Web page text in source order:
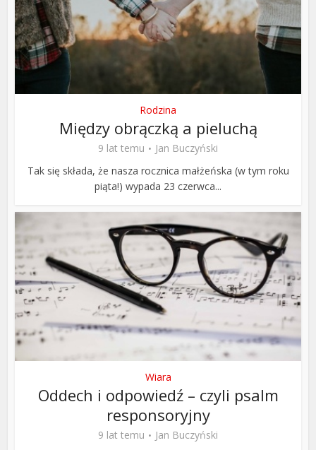
Rodzina
Między obrączką a pieluchą
9 lat temu
Jan Buczyński
Tak się składa, że nasza rocznica małżeńska (w tym roku
piąta!) wypada 23 czerwca...
Wiara
Oddech i odpowiedź – czyli psalm
responsoryjny
9 lat temu
Jan Buczyński